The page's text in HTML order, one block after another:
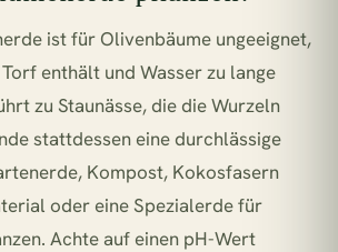
ist für Olivenbäume ungeeignet,
enthält und Wasser zu lange
zu Staunässe, die die Wurzeln
stattdessen eine durchlässige
Kompost, Kokosfasern
oder eine Spezialerde für
Achte auf einen pH-Wert